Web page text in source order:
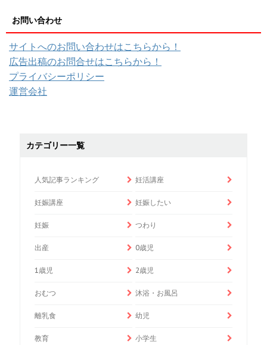
お問い合わせ
サイトへのお問い合わせはこちらから！
広告出稿のお問合せはこちらから！
プライバシーポリシー
運営会社
カテゴリー一覧
人気記事ランキング 妊活講座
妊娠講座 妊娠したい
妊娠 つわり
出産 0歳児
1歳児 2歳児
おむつ 沐浴・お風呂
離乳食 幼児
教育 小学生